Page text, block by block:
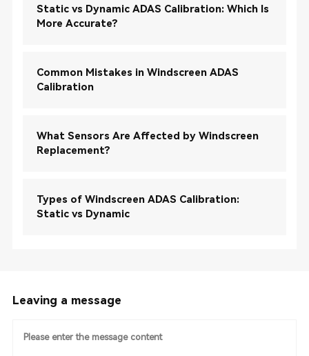
Static vs Dynamic ADAS Calibration: Which Is
More Accurate?
Common Mistakes in Windscreen ADAS
Calibration
What Sensors Are Affected by Windscreen
Replacement?
Types of Windscreen ADAS Calibration:
Static vs Dynamic
Leaving a message